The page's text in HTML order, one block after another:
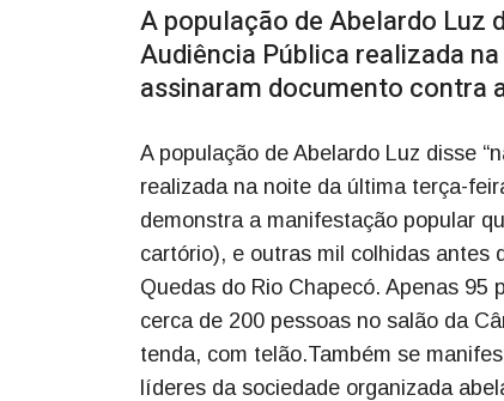
A população de Abelardo Luz
Audiência Pública realizada
assinaram documento contra
A população de Abelardo Luz disse
realizada na noite da última terça-
demonstra a manifestação popular
cartório), e outras mil colhidas antes
Quedas do Rio Chapecó. Apenas 95
cerca de 200 pessoas no salão da
tenda, com telão.Também se
líderes da sociedade organizada